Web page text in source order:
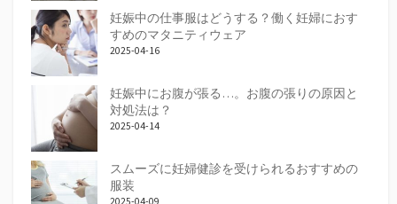
妊娠中の仕事服はどうする？働く妊婦におす
すめのマタニティウェア
2025-04-16
妊娠中にお腹が張る…。お腹の張りの原因と
対処法は？
2025-04-14
スムーズに妊婦健診を受けられるおすすめの
服装
2025-04-09